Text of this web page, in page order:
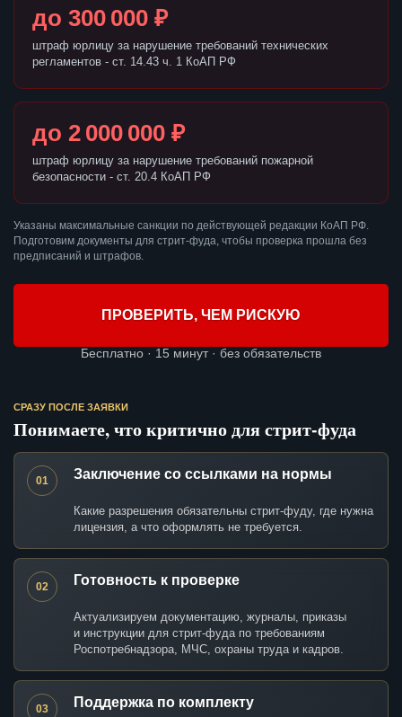
до 300 000 ₽
штраф юрлицу за нарушение требований технических
регламентов - ст. 14.43 ч. 1 КоАП РФ
до 2 000 000 ₽
штраф юрлицу за нарушение требований пожарной
безопасности - ст. 20.4 КоАП РФ
Указаны максимальные санкции по действующей редакции КоАП РФ.
Подготовим документы для стрит-фуда, чтобы проверка прошла без
предписаний и штрафов.
ПРОВЕРИТЬ, ЧЕМ РИСКУЮ
Бесплатно · 15 минут · без обязательств
СРАЗУ ПОСЛЕ ЗАЯВКИ
Понимаете, что критично для стрит-фуда
01 Заключение со ссылками на нормы
Какие разрешения обязательны стрит-фуду, где нужна
лицензия, а что оформлять не требуется.
02 Готовность к проверке
Актуализируем документацию, журналы, приказы
и инструкции для стрит-фуда по требованиям
Роспотребнадзора, МЧС, охраны труда и кадров.
03 Поддержка по комплекту